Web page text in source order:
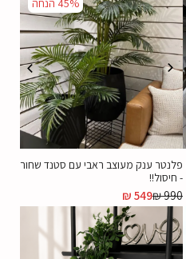
45% הנחה
פלנטר ענק מעוצב ראבי עם סטנד שחור
- חיסול!!
₪990
₪ 549